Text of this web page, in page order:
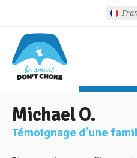
Michael O.
Témoignage d’une